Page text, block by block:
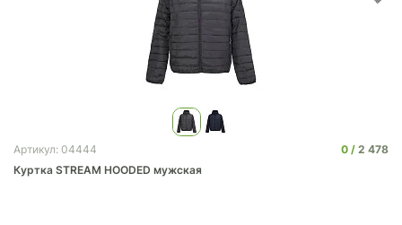
Артикул: 04444 0
2 478
Куртка STREAM HOODED мужская